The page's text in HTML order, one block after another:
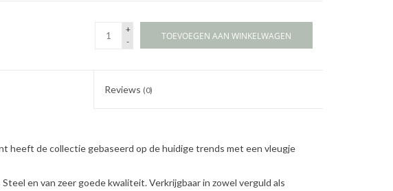
+
-
TOEVOEGEN AAN WINKELWAGEN
Reviews (0)
heeft de collectie gebaseerd op de huidige trends met een vleugje
en van zeer goede kwaliteit. Verkrijgbaar in zowel verguld als